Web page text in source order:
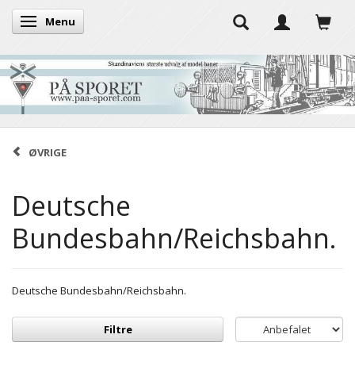
Skifte navigation
Menu
ØVRIGE
Deutsche
Bundesbahn/Reichsbahn.
Deutsche Bundesbahn/Reichsbahn.
Filtre